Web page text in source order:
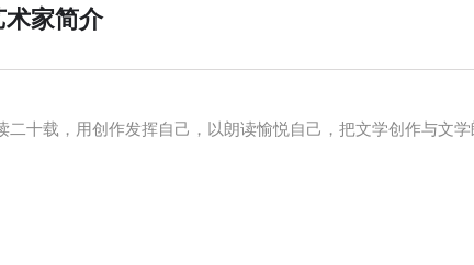
术家简介
十载，用创作发挥自己，以朗读愉悦自己，把文学创作与文